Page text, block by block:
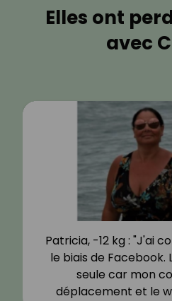
Elles ont
avec
Patricia, -12 kg : "J'ai
le biais de Facebook.
seule car mon
déplacement et le